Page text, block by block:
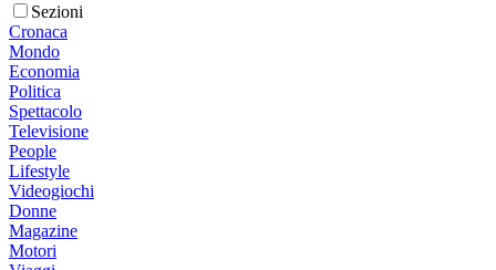
Sezioni
Cronaca
Mondo
Economia
Politica
Spettacolo
Televisione
People
Lifestyle
Videogiochi
Donne
Magazine
Motori